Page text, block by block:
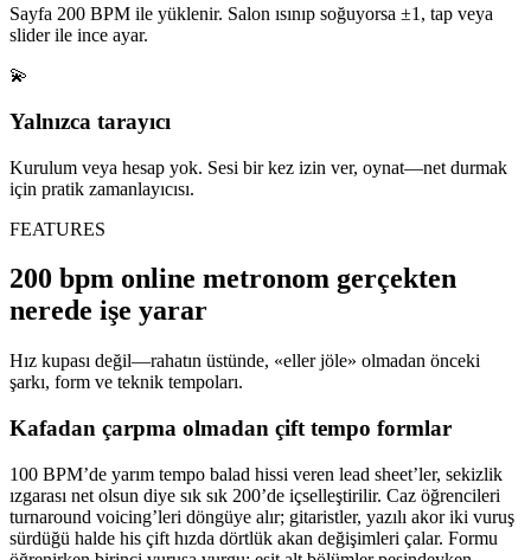
Sayfa 200 BPM ile yüklenir. Salon ısınıp soğuyorsa ±1, tap veya
slider ile ince ayar.
💫
Yalnızca tarayıcı
Kurulum veya hesap yok. Sesi bir kez izin ver, oynat—net durmak
için pratik zamanlayıcısı.
FEATURES
200 bpm online metronom gerçekten
nerede işe yarar
Hız kupası değil—rahatın üstünde, «eller jöle» olmadan önceki
şarkı, form ve teknik tempoları.
Kafadan çarpma olmadan çift tempo formlar
100 BPM’de yarım tempo balad hissi veren lead sheet’ler, sekizlik
ızgarası net olsun diye sık sık 200’de içselleştirilir. Caz öğrencileri
turnaround voicing’leri döngüye alır; gitaristler, yazılı akor iki vuruş
sürdüğü halde his çift hızda dörtlük akan değişimleri çalar. Formu